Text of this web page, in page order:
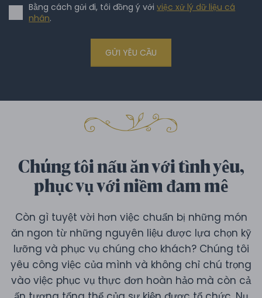
Bằng cách gửi đi, tôi đồng ý vớiviệc xử lý dữ liệu cá
nhân.
GỬI YÊU CẦU
Chúng tôi nấu ăn với tình yêu,
phục vụ với niềm đam mê
Còn gì tuyệt vời hơn việc chuẩn bị những món
ăn ngon từ những nguyên liệu được lựa chọn kỹ
lưỡng và phục vụ chúng cho khách? Chúng tôi
yêu công việc của mình và không chỉ chú trọng
vào việc phục vụ thực đơn hoàn hảo mà còn cả